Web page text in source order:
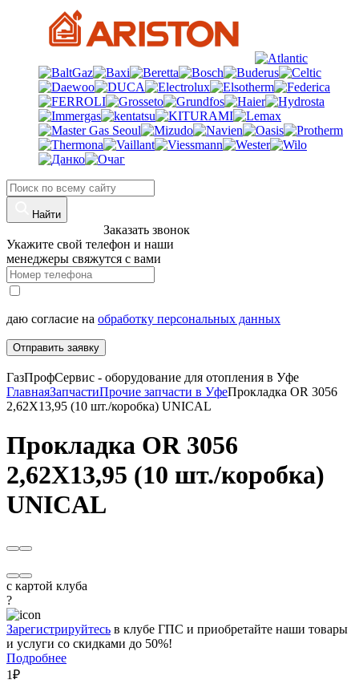
Найти
Заказать звонок
Укажите свой телефон и наши
менеджеры свяжутся с вами
даю согласие на обработку персональных данных
Отправить заявку
ГазПрофСервис - оборудование для отопления в Уфе
ГлавнаяЗапчастиПрочие запчасти в УфеПрокладка OR 3056
2,62X13,95 (10 шт./коробка) UNICAL
Прокладка OR 3056
2,62X13,95 (10 шт./коробка)
UNICAL
с картой клуба
?
Зарегистрируйтесь в клубе ГПС и приобретайте наши товары
и услуги со скидками до 50%!
Подробнее
1₽